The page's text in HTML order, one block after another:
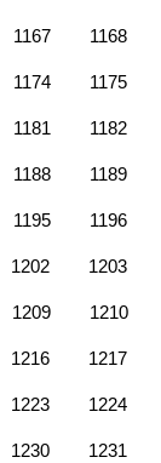
1167 1168
1174 1175
1181 1182
1188 1189
1195 1196
1202 1203
1209 1210
1216 1217
1223 1224
1230 1231